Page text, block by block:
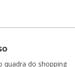
quadra do shopping